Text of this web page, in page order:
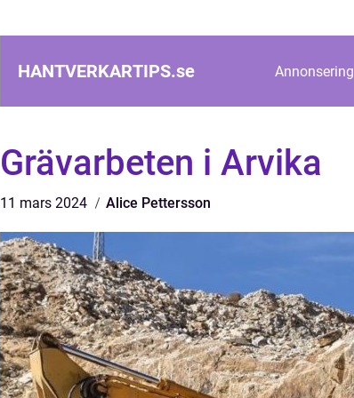
HANTVERKARTIPS.se Annonsering
Grävarbeten i Arvika
11 mars 2024 Alice Pettersson